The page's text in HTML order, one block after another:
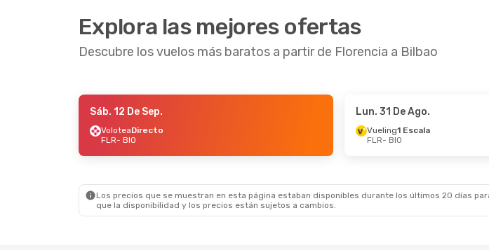
Explora las mejores ofertas
Descubre los vuelos más baratos a partir de Florencia a Bilbao
- Dom. 20 De Sep.
Sáb. 12 De Sep.
VoloteaDirecto
FLR- BIO
Lun. 31 De Ago.
Vueling1 Escala
FLR- BIO
Los precios que se muestran en esta página estaban disponibles durante los últimos 20 días
que la disponibilidad y los precios están sujetos a cambios.